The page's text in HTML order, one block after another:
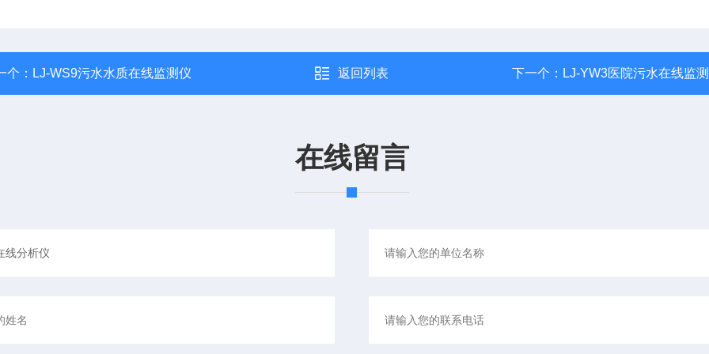
个： LJ-WS9污水水质在线监测仪 返回列表 下一个： LJ-YW3医院污水在线监
在线留言